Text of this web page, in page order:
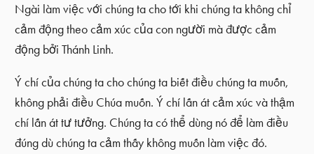
Ngài làm việc với chúng ta cho tới khi chúng ta không chỉ
cảm động theo cảm xúc của con người mà được cảm
động bởi Thánh Linh.
Ý chí của chúng ta cho chúng ta biết điều chúng ta muốn,
không phải điều Chúa muốn. Ý chí lấn át cảm xúc và thậm
chí lấn át tư tưởng. Chúng ta có thể dùng nó để làm điều
đúng dù chúng ta cảm thấy không muốn làm việc đó.